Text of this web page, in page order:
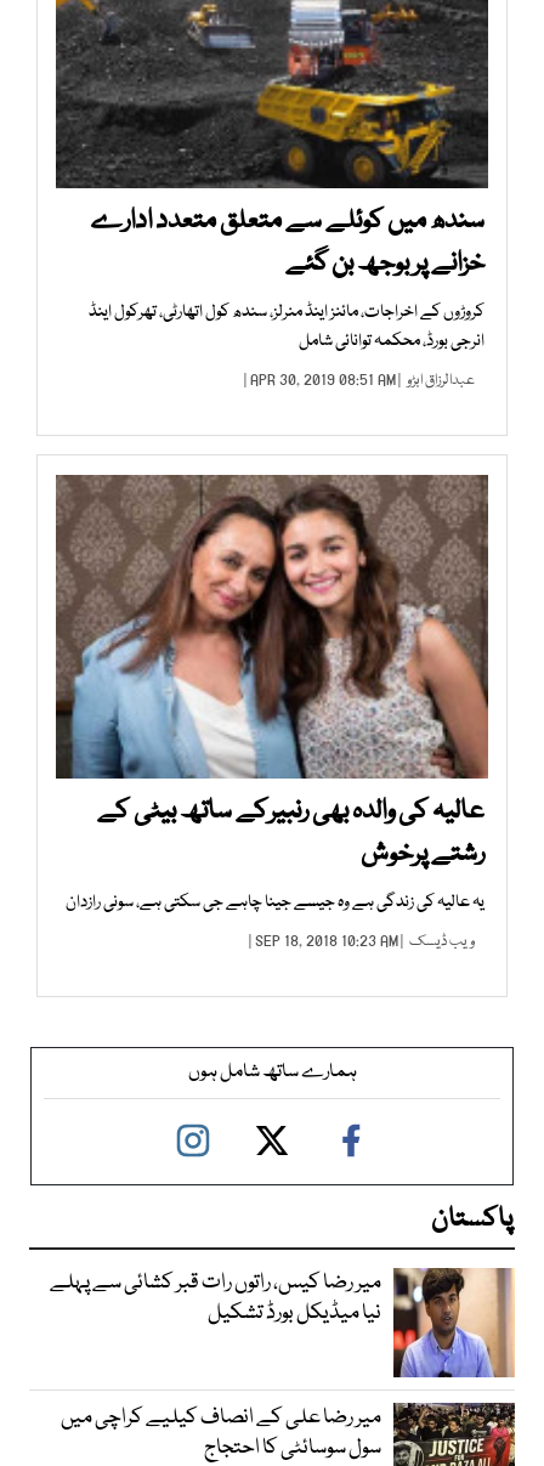
سندھ میں کوئلے سے متعلق متعدد ادارے
خزانے پر بوجھ بن گئے
کروڑوں کے اخراجات، مائنز اینڈ منرلز، سندھ کول اتھارٹی، تھرکول اینڈ
انرجی بورڈ، محکمہ توانائی شامل
عبدالرزاق ابڑو | APR 30, 2019 08:51 AM |
عالیہ کی والدہ بھی رنبیرکے ساتھ بیٹی کے
رشتے پرخوش
یہ عالیہ کی زندگی ہے وہ جیسے جینا چاہے جی سکتی ہے، سونی رازدان
ویب ڈیسک | SEP 18, 2018 10:23 AM |
ہمارے ساتھ شامل ہوں
پاکستان
میر رضا کیس، راتوں رات قبر کشائی سے پہلے
نیا میڈیکل بورڈ تشکیل
میر رضا علی کے انصاف کیلیے کراچی میں
سول سوسائٹی کا احتجاج